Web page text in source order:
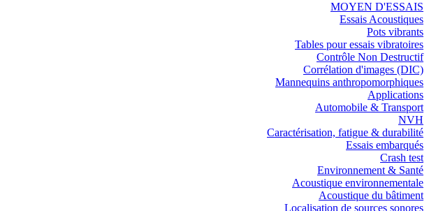
MOYEN D'ESSAIS
Essais Acoustiques
Pots vibrants
Tables pour essais vibratoires
Contrôle Non Destructif
Corrélation d'images (DIC)
Mannequins anthropomorphiques
Applications
Automobile & Transport
NVH
Caractérisation, fatigue & durabilité
Essais embarqués
Crash test
Environnement & Santé
Acoustique environnementale
Acoustique du bâtiment
Localisation de sources sonores